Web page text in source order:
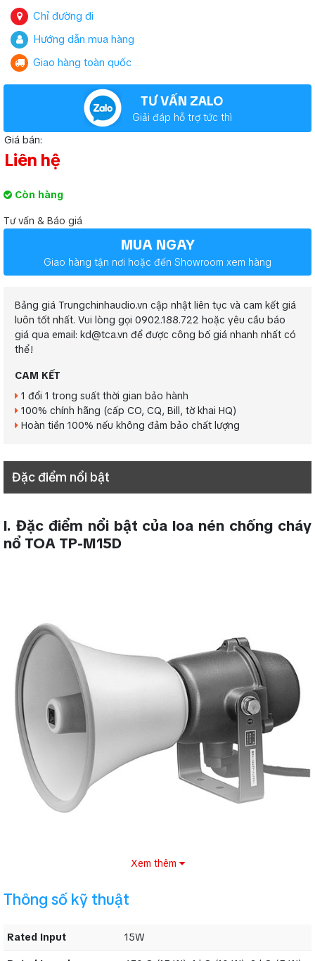
Chỉ đường đi
Hướng dẫn mua hàng
Giao hàng toàn quốc
TƯ VẤN ZALO
Giải đáp hỗ trợ tức thì
Giá bán:
Liên hệ
Còn hàng
Tư vấn & Báo giá
MUA NGAY
Giao hàng tận nơi hoặc đến Showroom xem hàng
Bảng giá Trungchinhaudio.vn cập nhật liên tục và cam kết giá
luôn tốt nhất. Vui lòng gọi 0902.188.722 hoặc yêu cầu báo
giá qua email: kd@tca.vn để được công bố giá nhanh nhất có
thể!
CAM KẾT
1 đổi 1 trong suất thời gian bảo hành
100% chính hãng (cấp CO, CQ, Bill, tờ khai HQ)
Hoàn tiền 100% nếu không đảm bảo chất lượng
Đặc điểm nổi bật
I. Đặc điểm nổi bật của loa nén chống cháy
nổ TOA TP-M15D
II. Thông số kỹ thuật Loa nén chống cháy nổ
TOA TP-M15D
Rated Input
15W
Xem thêm
Thông số kỹ thuật
Rated Input 15W